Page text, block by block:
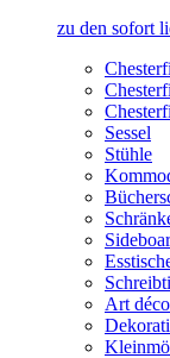
zu den sofort
Sessel
Stühle
Art